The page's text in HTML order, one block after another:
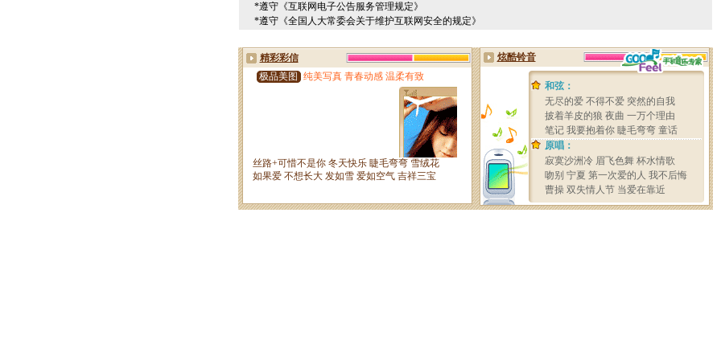
*遵守《互联网电子公告服务管理规定》
*遵守《全国人大常委会关于维护互联网安全的规定》